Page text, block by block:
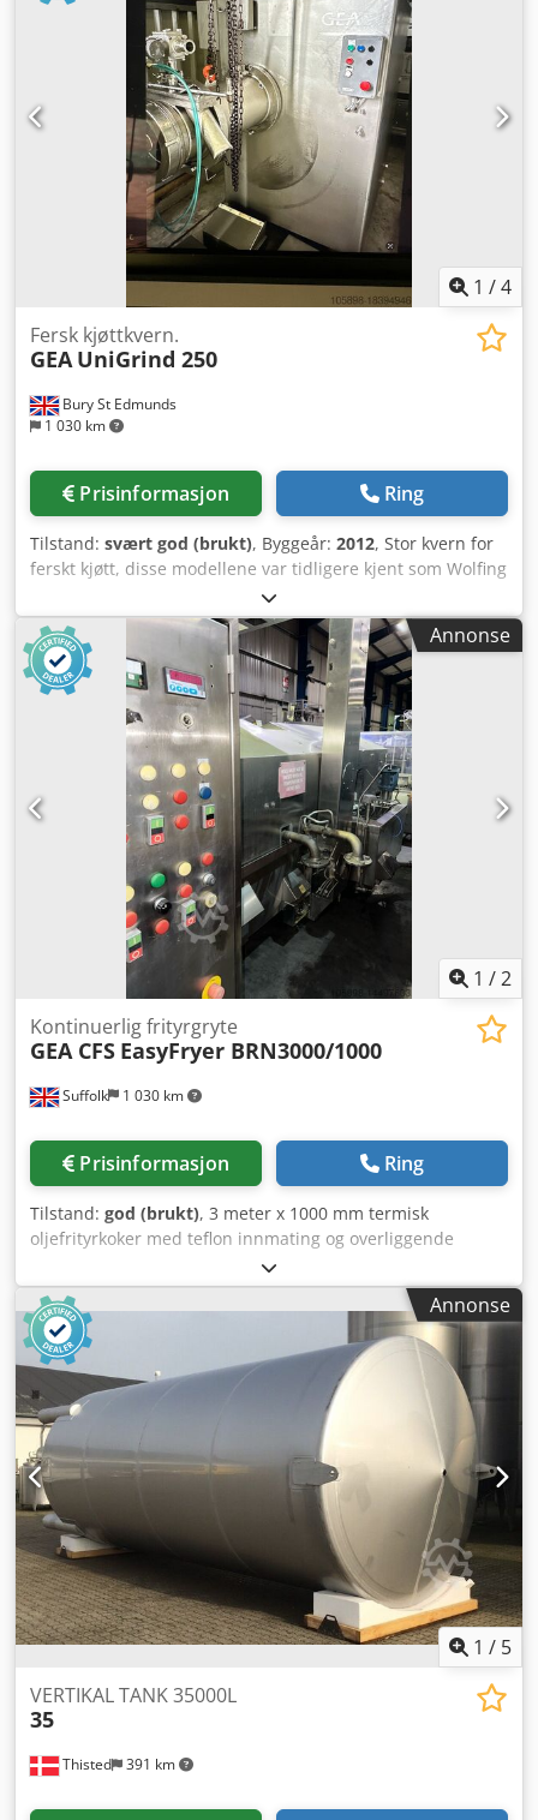
1 /4
Bury St Edmunds
1 030 km
Fersk kjøttkvern.
GEA UniGrind 250
Prisinformasjon Ring
Tilstand: svært god (brukt), Byggeår: 2012, Stor kvern for
ferskt kjøtt, disse modellene var tidligere kjent som Wolfing
C250UNI. I utmerket stand. Med sener/separeringsenhet.
Dodpovvn Icefx Amleck
Annonse
1 /2
Suffolk 1 030 km
Kontinuerlig frityrgryte
GEA CFS EasyFryer BRN3000/1000
Prisinformasjon Ring
Tilstand: god (brukt), 3 meter x 1000 mm termisk
oljefrityrkoker med teflon innmating og overliggende
trykkbelte. Dcjdpfx Asq Iq Nbomlok
Annonse
1 / 5
Thisted 391 km
VERTIKAL TANK 35000L
35